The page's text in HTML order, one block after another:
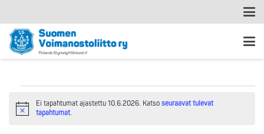
Tapahtumat
Notice
Ei tapahtumat ajastettu 10.6.2026. Katso seuraavat tulevat
tapahtumat.